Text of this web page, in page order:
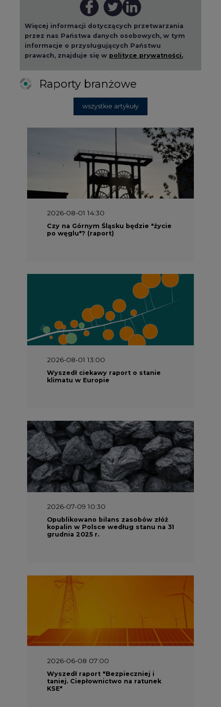
Więcej informacji dotyczących przetwarzania
przez nas Państwa danych osobowych, w tym
informacje o przysługujących Państwu
prawach, znajduje się w polityce prywatności.
Raporty branżowe
wszystkie artykuły
2026-08-01 14:30
Czy na Górnym Śląsku będzie "życie
po węglu"? (raport)
2026-08-01 13:00
Wyszedł ciekawy raport o stanie
klimatu w Europie
2026-07-09 10:30
Opublikowano bilans zasobów złóż
kopalin w Polsce według stanu na 31
grudnia 2025 r.
2026-06-08 07:00
Wyszedł raport "Bezpieczniej i
taniej. Ciepłownictwo na ratunek
KSE"